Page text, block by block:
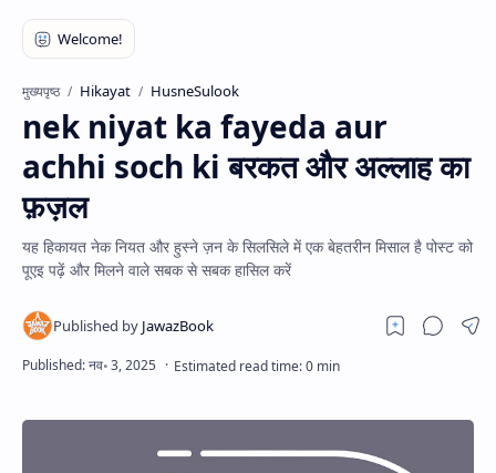
फज़ीलत ज़िक्र
दुआएँ
मुख्यपृष्ठ Hikayat HusneSulook
nek niyat ka fayeda aur
achhi soch ki बरकत और अल्लाह का
फ़ज़ल
यह हिकायत नेक नियत और हुस्ने ज़न के सिलसिले में एक बेहतरीन मिसाल है पोस्ट को
पूएइ पढ़ें और मिलने वाले सबक से सबक हासिल करें